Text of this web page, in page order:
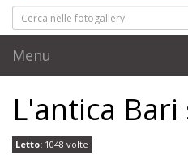
Menu
L'antica
Letto: 1048 volte